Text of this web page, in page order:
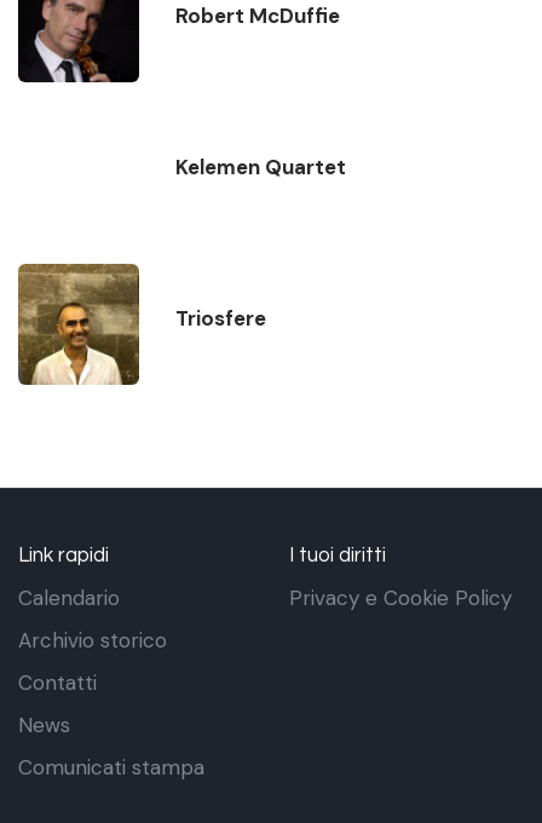
Robert McDuffie
Kelemen Quartet
Triosfere
Link rapidi
Calendario
Archivio storico
Contatti
News
Comunicati stampa
I tuoi diritti
Privacy e Cookie Policy